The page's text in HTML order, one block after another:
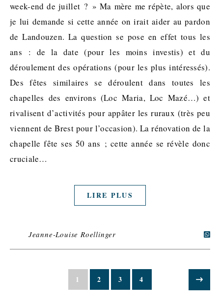
week-end de juillet ? » Ma mère me répète, alors que
je lui demande si cette année on irait aider au pardon
de Landouzen. La question se pose en effet tous les
ans : de la date (pour les moins investis) et du
déroulement des opérations (pour les plus intéressés).
Des fêtes similaires se déroulent dans toutes les
chapelles des environs (Loc Maria, Loc Mazé…) et
rivalisent d’activités pour appâter les ruraux (très peu
viennent de Brest pour l’occasion). La rénovation de la
chapelle fête ses 50 ans ; cette année se révèle donc
cruciale…
LIRE PLUS
Jeanne-Louise Roellinger
1 2 3 4